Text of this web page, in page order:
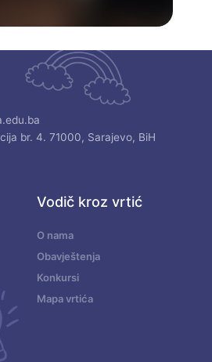
br. 4. 71000, Sarajevo, BiH
Vodič kroz vrtić
O nama
Obavještenja
Konkursi
Mapa vrtića